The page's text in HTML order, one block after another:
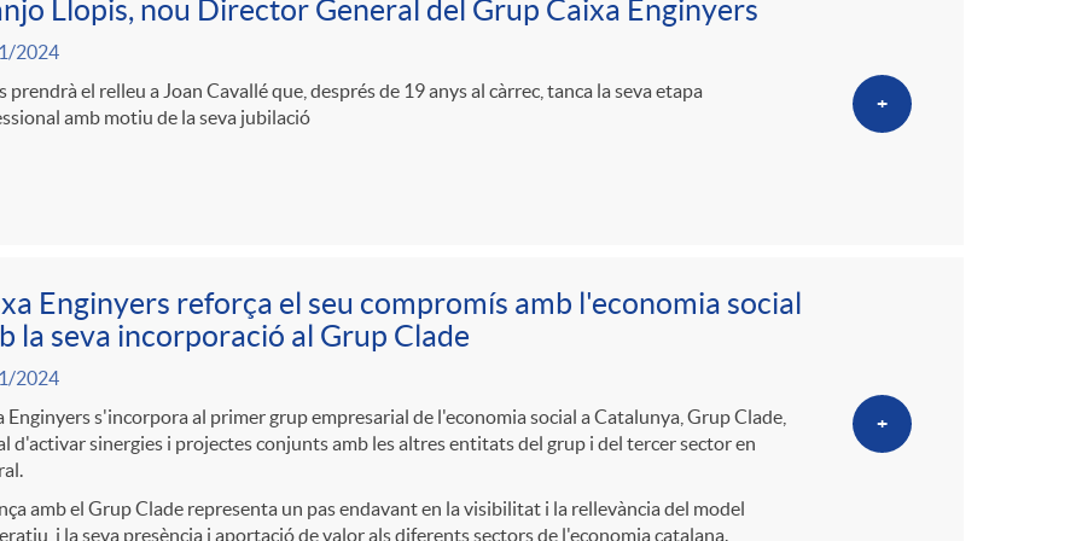
Llopis, nou Director General del Grup Caixa Enginyers
2024
prendrà el relleu a Joan Cavallé que, després de 19 anys al càrrec, tanca la seva etapa
amb motiu de la seva jubilació
+
Enginyers reforça el seu compromís amb l'economia social
la seva incorporació al Grup Clade
2024
Enginyers s'incorpora al primer grup empresarial de l'economia social a Catalunya, Grup Clade,
d'activar sinergies i projectes conjunts amb les altres entitats del grup i del tercer sector en
amb el Grup Clade representa un pas endavant en la visibilitat i la rellevància del model
i la seva presència i aportació de valor als diferents sectors de l'economia catalana.
+